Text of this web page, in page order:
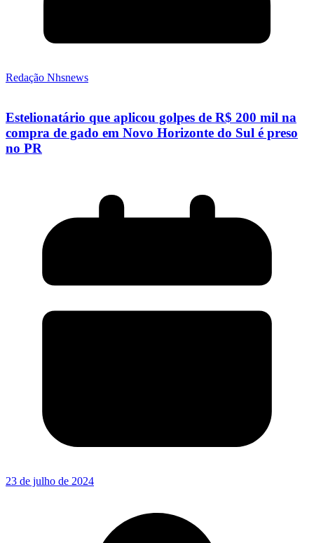
Redação Nhsnews
Estelionatário que aplicou golpes de R$ 200 mil na
compra de gado em Novo Horizonte do Sul é preso
no PR
23 de julho de 2024